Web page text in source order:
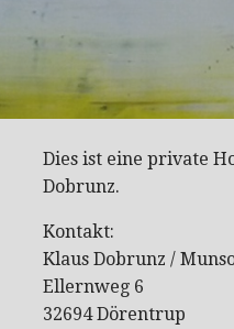
Dies ist eine private
Dobrunz.
Kontakt:
Klaus Dobrunz /
Ellernweg 6
32694 Dörentrup